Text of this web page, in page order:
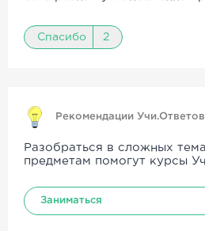
Спасибо 2
Рекомендации Учи.Ответов
Разобраться в сложных
предметам помогут курсы
Заниматься